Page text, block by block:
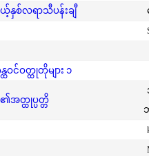
စ်လရာသီပန်းချီ
င်ဝတ္ထုတိုများ ၁
အတ္ထုပ္ပတ္တိ